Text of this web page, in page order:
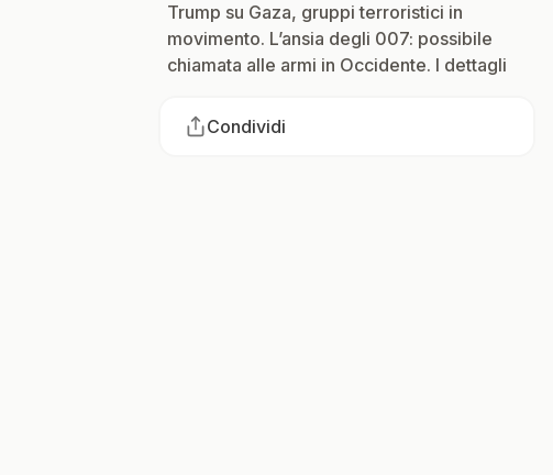
Trump su Gaza, gruppi terroristici in
movimento. L’ansia degli 007: possibile
chiamata alle armi in Occidente. I dettagli
Condividi